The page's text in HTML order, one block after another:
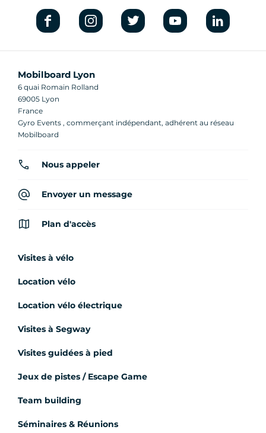
Mobilboard Lyon
6 quai Romain Rolland
69005 Lyon
France
Gyro Events , commerçant indépendant, adhérent au réseau
Mobilboard
Nous appeler
Envoyer un message
Plan d'accès
Visites à vélo
Location vélo
Location vélo électrique
Visites à Segway
Visites guidées à pied
Jeux de pistes / Escape Game
Team building
Séminaires & Réunions